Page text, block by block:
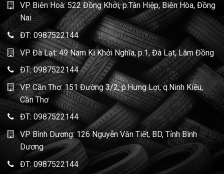
VP Biên Hoà: 522 Đồng Khởi, p.Tân Hiệp, Biên Hòa, Đồng
Nai
ĐT: 0987522144
VP Đà Lạt: 49 Nam Kì Khởi Nghĩa, p.1, Đà Lạt, Lâm Đồng
ĐT:0987522144
VP Cần Thơ: 151 Đường 3/2, p.Hưng Lợi, q.Ninh Kiều,
Cần Thơ
ĐT: 0987522144
VP Bình Dương: 126 Nguyễn Văn Tiết, BD, Tỉnh Bình
Dương
ĐT: 0987522144